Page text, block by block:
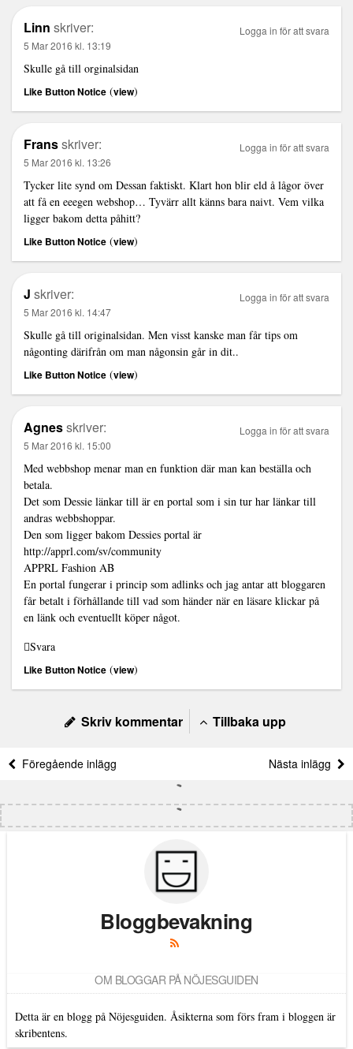
Linn skriver:
5 Mar 2016 kl. 13:19
Skulle gå till orginalsidan
Like Button Notice (view)
Logga in för att svara
Fransskriver:
5 Mar 2016 kl. 13:26
Tycker lite synd om Dessan faktiskt. Klart hon blir eld å lågor över
att få en eeegen webshop… Tyvärr allt känns bara naivt. Vem vilka
ligger bakom detta påhitt?
Like Button Notice (view)
Logga in för att svara
J skriver:
5 Mar 2016 kl. 14:47
Skulle gå till originalsidan. Men visst kanske man får tips om
någonting därifrån om man någonsin går in dit..
Like Button Notice (view)
Logga in för att svara
Agnesskriver:
5 Mar 2016 kl. 15:00
Med webbshop menar man en funktion där man kan beställa och
betala.
Det som Dessie länkar till är en portal som i sin tur har länkar till
andras webbshoppar.
Den som ligger bakom Dessies portal är
http://apprl.com/sv/community
APPRL Fashion AB
En portal fungerar i princip som adlinks och jag antar att bloggaren
får betalt i förhållande till vad som händer när en läsare klickar på
en länk och eventuellt köper något.
Svara
Like Button Notice (view)
Logga in för att svara
Skriv kommentar Tillbaka upp
Föregående inlägg Nästa inlägg
Bloggbevakning
OM BLOGGAR PÅ NÖJESGUIDEN
Detta är en blogg på Nöjesguiden. Åsikterna som förs fram i bloggen är
skribentens.